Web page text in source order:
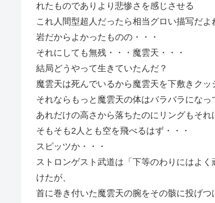
れたものでありより悲惨さを感じさせる
これ人間型超人だったら相当グロい描写だよ
岩だからよかったものの・・・
それにしても無残・・・魔雲天・・・
結局どうやって生きていたんだ？
魔雲天は死んでいるから魔雲天を下敷きク
それならもっと魔雲天の体はバラバラになっ
あれだけの高さから落ちたのにリングもそれ
そもそも2人とも空を飛べるはず・・・
スピッツか・・・
ストロンゲスト武道は「下等のわりにはよ
けたが、
首に巻き付いた魔雲天の腕をその骸に投げ